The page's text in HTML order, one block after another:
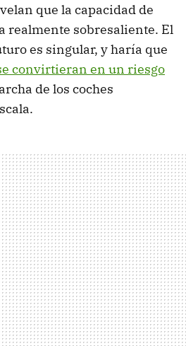
que la capacidad de
realmente sobresaliente. El
es singular, y haría que
convirtieran en un riesgo
de los coches